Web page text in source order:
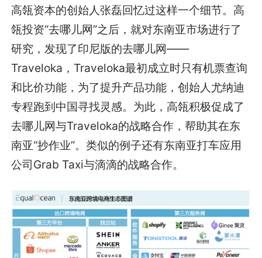
高瓴资本的创始人张磊回忆过这样一个细节。高
瓴投资“去哪儿网”之后，就对东南亚市场进行了
研究，发现了印尼版的去哪儿网——
Traveloka，Traveloka最初成立时只有机票查询
和比价功能，为了提升产品功能，创始人尤纳迪
专程跑到中国寻找灵感。为此，高瓴积极促成了
去哪儿网与Traveloka的战略合作，帮助其在东
南亚“抄作业”。类似的例子还有东南亚打车应用
公司Grab Taxi与滴滴的战略合作。